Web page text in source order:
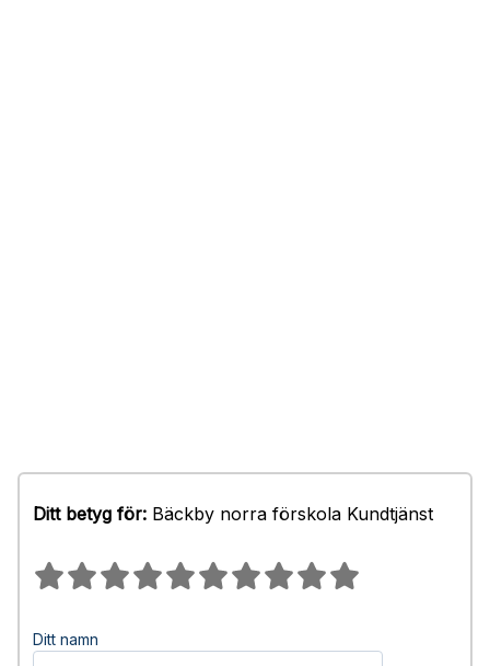
Ditt betyg för: Bäckby norra förskola Kundtjänst
Ditt namn